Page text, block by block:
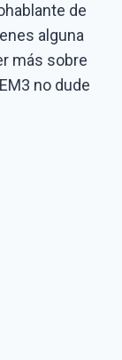
de
alguna
más sobre
no dude